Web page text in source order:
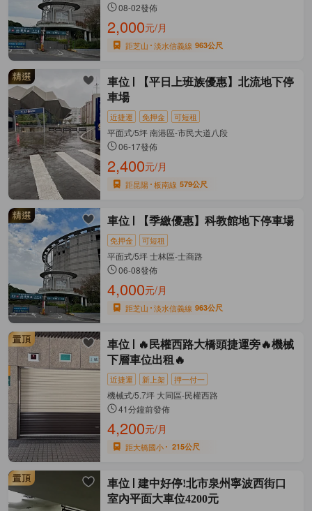
08-02發佈
2,000元/月
距芝山 淡水信義線 963公尺
車位
【平日上班族優惠】北流地下停
車場
近捷運 免押金 可短租
平面式/5坪 南港區-市民大道八段
06-17發佈
2,400元/月
距昆陽 板南線 579公尺
車位 【季繳優惠】科教館地下停車場
免押金 可短租
平面式/5坪 士林區-士商路
06-08發佈
4,000元/月
距芝山 淡水信義線 963公尺
車位
🔥民權西路大橋頭捷運旁🔥機械
下層車位出租🔥
近捷運 新上架 押一付一
機械式/5.7坪 大同區-民權西路
41分鐘前發佈
4,200元/月
距大橋國小 215公尺
車位
建中好停!北市泉州寧波西街口
室內平面大車位4200元